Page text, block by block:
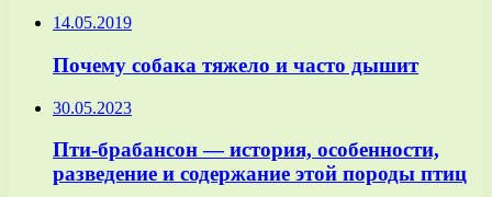
14.05.2019
Почему собака тяжело и часто дышит
30.05.2023
Пти-брабансон — история, особенности,
разведение и содержание этой породы птиц